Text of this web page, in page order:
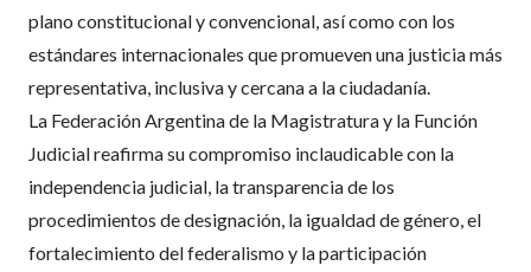
plano constitucional y convencional, así como con los
estándares internacionales que promueven una justicia más
representativa, inclusiva y cercana a la ciudadanía.
La Federación Argentina de la Magistratura y la Función
Judicial reafirma su compromiso inclaudicable con la
independencia judicial, la transparencia de los
procedimientos de designación, la igualdad de género, el
fortalecimiento del federalismo y la participación